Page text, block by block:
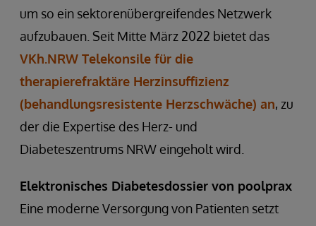
um so ein sektorenübergreifendes Netzwerk
aufzubauen. Seit Mitte März 2022 bietet das
VKh.NRW Telekonsile für die
therapierefraktäre Herzinsuffizienz
(behandlungsresistente Herzschwäche) an, zu
der die Expertise des Herz- und
Diabeteszentrums NRW eingeholt wird.
Elektronisches Diabetesdossier von poolprax
Eine moderne Versorgung von Patienten setzt